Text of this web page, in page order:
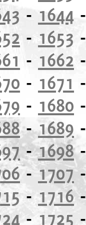
- 1644
- 1653
- 1662
- 1671
- 1680
-1689
-1698
-1707
- 1716
- 1725